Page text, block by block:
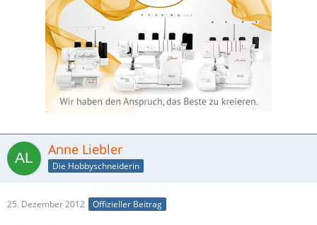
Anne Liebler
Die Hobbyschneiderin
25. Dezember 2012 Offizieller Beitrag